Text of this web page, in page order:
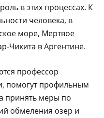
в этих процессах. К
человека, в
море, Мертвое
Чикита в Аргентине.
профессор
помогут профильным
принять меры по
обмеления озер и